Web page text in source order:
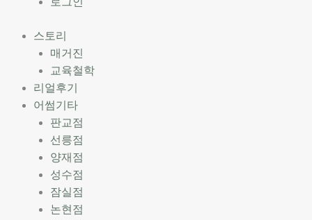
스토리
매거진
교육철학
리얼후기
어썸기타
판교점
선릉점
양재점
성수점
잠실점
논현점